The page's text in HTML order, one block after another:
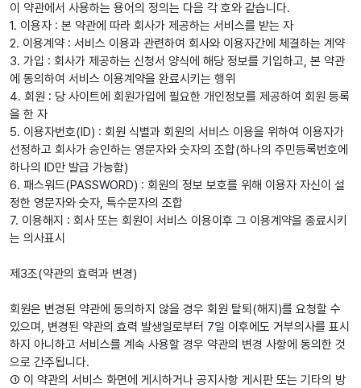
이 약관에서 사용하는 용어의 정의는 다음 각 호와 같습니다.
1. 이용자 : 본 약관에 따라 회사가 제공하는 서비스를 받는 자
2. 이용계약 : 서비스 이용과 관련하여 회사와 이용자간에 체결하는 계약
3. 가입 : 회사가 제공하는 신청서 양식에 해당 정보를 기입하고, 본 약관
에 동의하여 서비스 이용계약을 완료시키는 행위
4. 회원 : 당 사이트에 회원가입에 필요한 개인정보를 제공하여 회원 등록
을 한 자
5. 이용자번호(ID) : 회원 식별과 회원의 서비스 이용을 위하여 이용자가
선정하고 회사가 승인하는 영문자와 숫자의 조합(하나의 주민등록번호에
하나의 ID만 발급 가능함)
6. 패스워드(PASSWORD) : 회원의 정보 보호를 위해 이용자 자신이 설
정한 영문자와 숫자, 특수문자의 조합
7. 이용해지 : 회사 또는 회원이 서비스 이용이후 그 이용계약을 종료시키
는 의사표시
제3조(약관의 효력과 변경)
회원은 변경된 약관에 동의하지 않을 경우 회원 탈퇴(해지)를 요청할 수
있으며, 변경된 약관의 효력 발생일로부터 7일 이후에도 거부의사를 표시
하지 아니하고 서비스를 계속 사용할 경우 약관의 변경 사항에 동의한 것
으로 간주됩니다.
① 이 약관의 서비스 화면에 게시하거나 공지사항 게시판 또는 기타의 방